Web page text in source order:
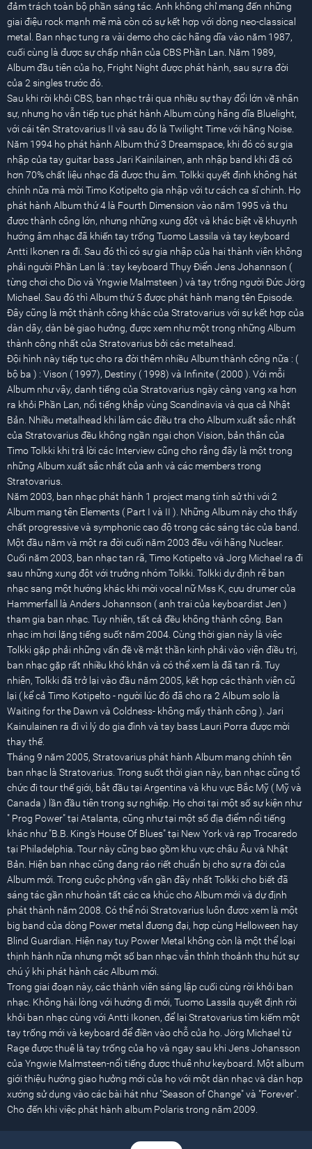
đảm trách toàn bộ phần sáng tác. Anh không chỉ mang đến những
giai điệu rock mạnh mẽ mà còn có sự kết hợp với dòng neo-classical
metal. Ban nhạc tung ra vài demo cho các hãng dĩa vào năm 1987,
cuối cùng là được sự chấp nhân của CBS Phần Lan. Năm 1989,
Album đầu tiên của họ, Fright Night được phát hành, sau sự ra đời
của 2 singles trước đó.
Sau khi rời khỏi CBS, ban nhạc trải qua nhiều sự thay đổi lớn về nhân
sự, nhưng họ vẫn tiếp tục phát hành Album cùng hãng dĩa Bluelight,
với cái tên Stratovarius II và sau đó là Twilight Time với hãng Noise.
Năm 1994 họ phát hành Album thứ 3 Dreamspace, khi đó có sự gia
nhập của tay guitar bass Jari Kainilainen, anh nhập band khi đã có
hơn 70% chất liệu nhạc đã được thu âm. Tolkki quyết định không hát
chính nữa mà mời Timo Kotipelto gia nhập với tư cách ca sĩ chính. Họ
phát hành Album thứ 4 là Fourth Dimension vào năm 1995 và thu
được thành công lớn, nhưng những xung đột và khác biệt về khuynh
hướng âm nhạc đã khiến tay trống Tuomo Lassila và tay keyboard
Antti Ikonen ra đi. Sau đó thì có sự gia nhập của hai thành viên không
phải người Phần Lan là : tay keyboard Thụy Điển Jens Johannson (
từng chơi cho Dio và Yngwie Malmsteen ) và tay trống người Đức Jörg
Michael. Sau đó thì Album thứ 5 được phát hành mang tên Episode.
Đây cũng là một thành công khác của Stratovarius với sự kết hợp của
dàn dây, dàn bè giao hưởng, được xem như một trong những Album
thành công nhất của Stratovarius bởi các metalhead.
Đội hình này tiếp tục cho ra đời thêm nhiều Album thành công nữa : (
bộ ba ) : Vison ( 1997), Destiny ( 1998) và Infinite ( 2000 ). Với mỗi
Album như vậy, danh tiếng của Stratovarius ngày càng vang xa hơn
ra khỏi Phần Lan, nổi tiếng khắp vùng Scandinavia và qua cả Nhật
Bản. Nhiều metalhead khi làm các điều tra cho Album xuất sắc nhất
của Stratovarius đều không ngần ngại chọn Vision, bản thân của
Timo Tolkki khi trả lời các Interview cũng cho rằng đây là một trong
những Album xuất sắc nhất của anh và các members trong
Stratovarius.
Năm 2003, ban nhạc phát hành 1 project mang tính sử thi với 2
Album mang tên Elements ( Part I và II ). Những Album này cho thấy
chất progressive và symphonic cao độ trong các sáng tác của band.
Một đầu năm và một ra đời cuối năm 2003 đều với hãng Nuclear.
Cuối năm 2003, ban nhạc tan rã, Timo Kotipelto và Jorg Michael ra đi
sau những xung đột với trưởng nhóm Tolkki. Tolkki dự định rẽ ban
nhạc sang một hướng khác khi mời vocal nữ Mss K, cựu drumer của
Hammerfall là Anders Johannson ( anh trai của keyboardist Jen )
tham gia ban nhạc. Tuy nhiên, tất cả đều không thành công. Ban
nhạc im hơi lặng tiếng suốt năm 2004. Cùng thời gian này là việc
Tolkki gặp phải những vấn đề về mặt thần kinh phải vào viện điều trị,
ban nhạc gặp rất nhiều khó khăn và có thể xem là đã tan rã. Tuy
nhiên, Tolkki đã trở lại vào đầu năm 2005, kết hợp các thành viên cũ
lại ( kể cả Timo Kotipelto - người lúc đó đã cho ra 2 Album solo là
Waiting for the Dawn và Coldness- không mấy thành công ). Jari
Kainulainen ra đi vì lý do gia đình và tay bass Lauri Porra được mời
thay thế.
Tháng 9 năm 2005, Stratovarius phát hành Album mang chính tên
ban nhạc là Stratovarius. Trong suốt thời gian này, ban nhạc cũng tổ
chức đi tour thế giới, bắt đầu tại Argentina và khu vực Bắc Mỹ ( Mỹ và
Canada ) lần đầu tiên trong sự nghiệp. Họ chơi tại một số sự kiện như
" Prog Power" tại Atalanta, cũng như tại một số địa điểm nổi tiếng
khác như "B.B. King's House Of Blues" tại New York và rạp Trocaredo
tại Philadelphia. Tour này cũng bao gồm khu vực châu Âu và Nhật
Bản. Hiện ban nhạc cũng đang ráo riết chuẩn bị cho sự ra đời của
Album mới. Trong cuộc phỏng vấn gần đây nhất Tolkki cho biết đã
sáng tác gần như hoàn tất các ca khúc cho Album mới và dự định
phát thành năm 2008. Có thể nói Stratovarius luôn được xem là một
big band của dòng Power metal đương đại, hợp cùng Helloween hay
Blind Guardian. Hiện nay tuy Power Metal không còn là một thể loại
thịnh hành nữa nhưng một số ban nhạc vẫn thỉnh thoảnh thu hút sự
chú ý khi phát hành các Album mới.
Trong giai đoạn này, các thành viên sáng lập cuối cùng rời khỏi ban
nhạc. Không hài lòng với hướng đi mới, Tuomo Lassila quyết định rời
khỏi ban nhạc cùng với Antti Ikonen, để lại Stratovarius tìm kiếm một
tay trống mới và keyboard để điền vào chỗ của họ. Jörg Michael từ
Rage được thuê là tay trống của họ và ngay sau khi Jens Johansson
của Yngwie Malmsteen-nổi tiếng được thuê như keyboard. Một album
giới thiệu hướng giao hưởng mới của họ với một dàn nhạc và dàn hợp
xướng sử dụng vào các bài hát như "Season of Change" và "Forever".
Cho đến khi việc phát hành album Polaris trong năm 2009.